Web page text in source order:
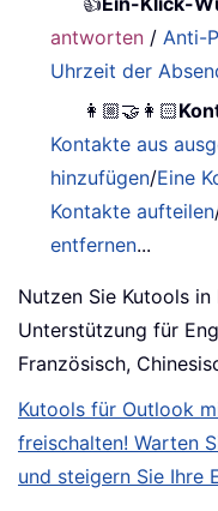
antworten / Anti-
Uhrzeit der
👩🏼‍🤝‍👩🏻
Kontakte aus
hinzufügen/Eine
Kontakte aufteilen
entfernen...
Nutzen Sie Kutools
Unterstützung für
Französisch,
Kutools für Outlook
freischalten! Warten
und steigern Sie Ihre